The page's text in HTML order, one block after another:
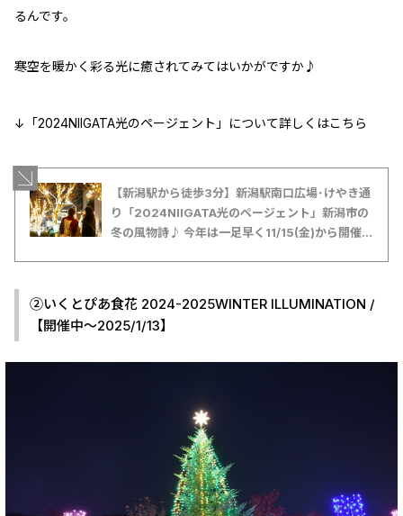
るんです。
寒空を暖かく彩る光に癒されてみてはいかがですか♪
↓「2024NIIGATA光のページェント」について詳しくはこちら
【新潟駅から徒歩3分】新潟駅南口広場･けやき通
り「2024NIIGATA光のページェント」新潟市の
冬の風物詩♪ 今年は一足早く11/15(金)から開催
②いくとぴあ食花 2024-2025WINTER ILLUMINATION /
【開催中～2025/1/13】